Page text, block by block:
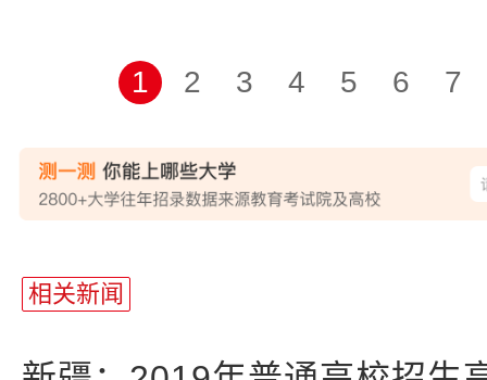
1 2 3 4 5 6 7
相关新闻